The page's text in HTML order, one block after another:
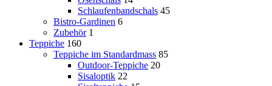
Schlaufenbandschals 45
Bistro-Gardinen 6
Zubehör 1
Teppiche 160
Teppiche im Standardmass 85
Outdoor-Teppiche 20
Sisaloptik 22